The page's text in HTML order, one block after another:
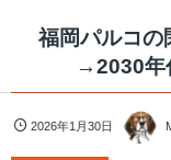
福岡パルコの
→2030年
2026年1月30日